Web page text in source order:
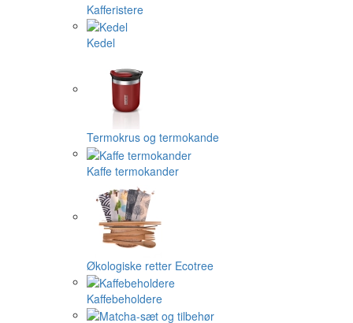
Kafferistere
Kedel
Termokrus og termokande
Kaffe termokander
Økologiske retter Ecotree
Kaffebeholdere